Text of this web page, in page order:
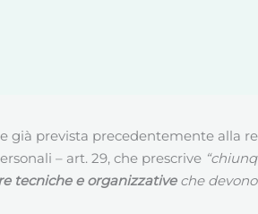
prevista precedentemente alla
– art. 29, che prescrive
tecniche e organizzativeche